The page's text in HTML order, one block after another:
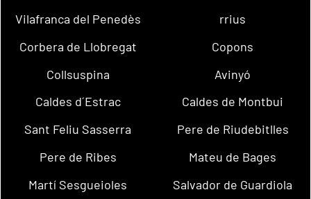
Vilafranca del Penedès
rrius
Corbera de Llobregat
Copons
Collsuspina
Avinyó
Caldes d´Estrac
Caldes de Montbui
Sant Feliu Sasserra
Pere de Riudebitlles
Pere de Ribes
Mateu de Bages
Martí Sesgueioles
Salvador de Guardiola